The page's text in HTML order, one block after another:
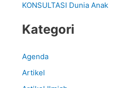
KONSULTASI Dunia Anak
Kategori
Agenda
Artikel